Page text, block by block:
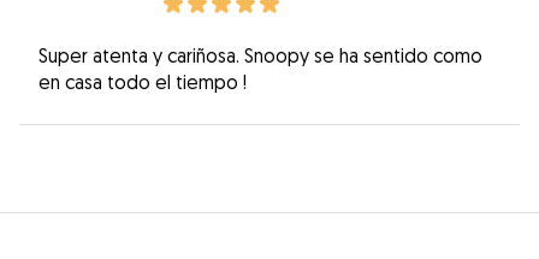
Super atenta y cariñosa. Snoopy se ha sentido como
en casa todo el tiempo !